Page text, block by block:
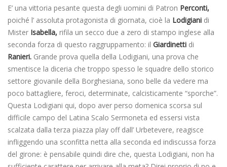
E’ una vittoria pesante questa degli uomini di Patron Perconti,
poiché l’ assoluta protagonista di giornata, cioè la Lodigiani di
Mister Isabella, rifila un secco due a zero di stampo inglese alla
seconda forza di questo raggruppamento: il Giardinetti di
Ranieri. Grande prova quella della Lodigiani, una prova che
smentisce la diceria che troppo spesso le squadre dello storico
settore giovanile della Borghesiana, sono belle da vedere ma
poco battagliere, feroci, determinate, calcisticamente “sporche”.
Questa Lodigiani qui, dopo aver perso domenica scorsa sul
difficile campo del Latina Scalo Sermoneta ed essersi vista
scalzata dalla terza piazza play off dall’ Urbetevere, reagisce
infliggendo una sconfitta netta alla seconda ed indiscussa forza
del girone: è pensabile quindi dire che, questa Lodigiani, non ha